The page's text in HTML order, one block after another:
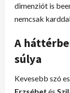
dimenziót is
nemcsak
A
súlya
Kevesebb szó
Erzsébet és